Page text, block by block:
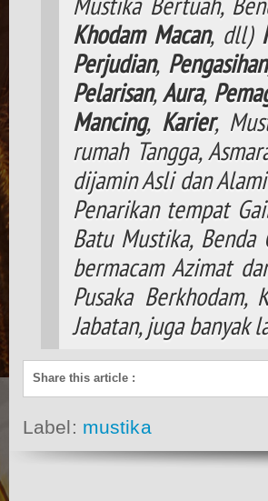
Khodam Macan, dll)
Perjudian, Pengasihan
Pelarisan,Aura,
Mancing, Karier,
rumah Tangga,
dijamin Asli dan
Penarikan tempat
Batu Mustika, Benda
bermacam Azimat
Pusaka Berkhodam,
Jabatan, juga banyak
Share this article :
Label: mustika